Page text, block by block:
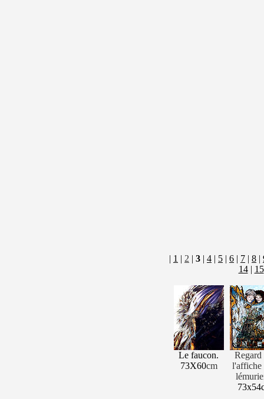
| 1 | 2 | 3 | 4 | 5 | 6 | 7 | 8 |
14| 15
Le faucon.
73X60cm
Regard
l'affiche